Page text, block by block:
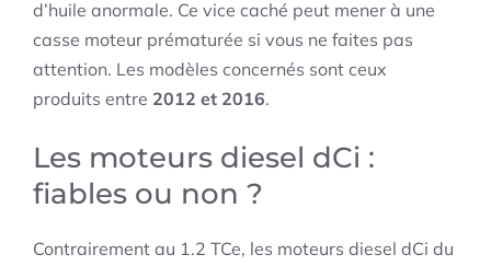
d’huile anormale. Ce vice caché peut mener à une
casse moteur prématurée si vous ne faites pas
attention. Les modèles concernés sont ceux
produits entre 2012 et 2016.
Les moteurs diesel dCi :
fiables ou non ?
Contrairement au 1.2 TCe, les moteurs diesel dCi du